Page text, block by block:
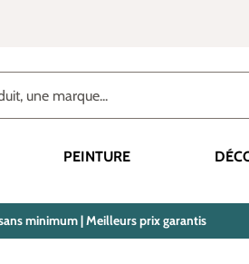
PEINTURE
minimum | Meilleurs prix garantis